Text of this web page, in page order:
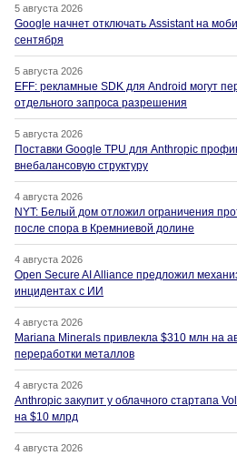
5 августа 2026
Google начнет отключать Assistant на
сентября
5 августа 2026
EFF: рекламные SDK для Android могут
отдельного запроса разрешения
5 августа 2026
Поставки Google TPU для Anthropic
внебалансовую структуру
4 августа 2026
NYT: Белый дом отложил ограничения
после спора в Кремниевой долине
4 августа 2026
Open Secure AI Alliance предложил
инцидентах с ИИ
4 августа 2026
Mariana Minerals привлекла $310 млн на
переработки металлов
4 августа 2026
Anthropic закупит у облачного стартапа
на $10 млрд
4 августа 2026